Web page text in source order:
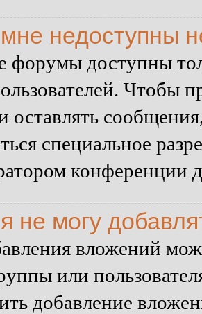
недоступны
форумы доступны
Чтобы
оставлять
специальное
конференции
не могу
вложений
или
добавление